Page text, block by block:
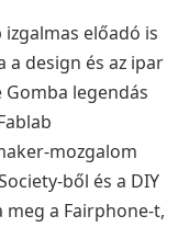
előadó is
design és az ipar
legendás
mozgalom
ből és a DIY
a Fairphone-t,